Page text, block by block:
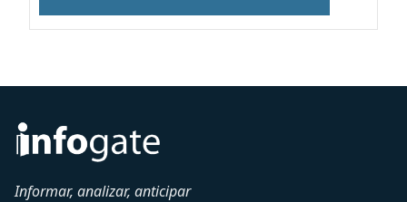
Informar, analizar, anticipar